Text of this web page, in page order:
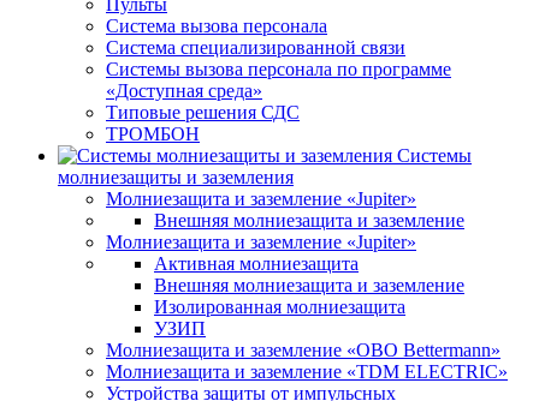
Пульты
Система вызова персонала
Система специализированной связи
Системы вызова персонала по программе
«Доступная среда»
Типовые решения СДС
ТРОМБОН
Системы
молниезащиты и заземления
Молниезащита и заземление «Jupiter»
Внешняя молниезащита и заземление
Молниезащита и заземление «Jupiter»
Активная молниезащита
Внешняя молниезащита и заземление
Изолированная молниезащита
УЗИП
Молниезащита и заземление «OBO Bettermann»
Молниезащита и заземление «TDM ЕLECTRIC»
Устройства защиты от импульсных